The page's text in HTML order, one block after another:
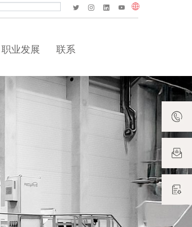
eingeben und mit Enter bestätigen.
职业发展 联系